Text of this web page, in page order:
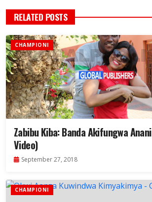
RELATED POSTS
CHAMPIONI
Zabibu Kiba: Banda Akifungwa
Video)
September 27, 2018
CHAMPIONI